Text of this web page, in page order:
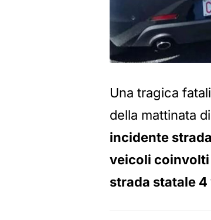
Una tragica
della mattinata
incidente
veicoli coinvolti
strada statale 4